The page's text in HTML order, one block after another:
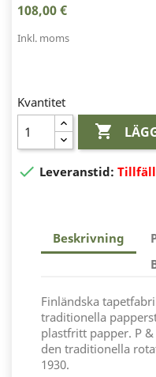
108,00 €
Inkl. moms
Kvantitet

 Leveranstid:
Beskrivning
Finländska
traditionella
plastfritt papper. P
den traditionella
1930.